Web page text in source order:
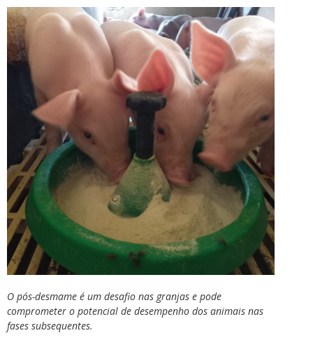
O pós-desmame é um desafio nas granjas e pode
comprometer o potencial de desempenho dos animais nas
fases subsequentes.